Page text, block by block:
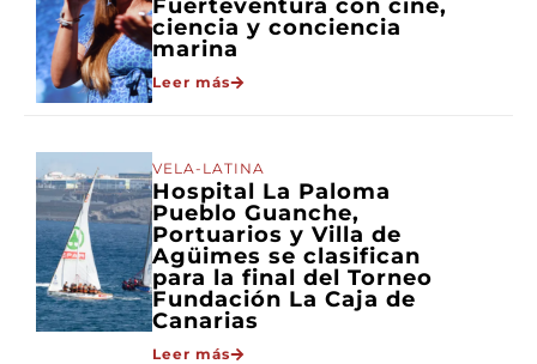
Fuerteventura con cine,
ciencia y conciencia
marina
Leer más
VELA-LATINA
Hospital La Paloma
Pueblo Guanche,
Portuarios y Villa de
Agüimes se clasifican
para la final del Torneo
Fundación La Caja de
Canarias
Leer más